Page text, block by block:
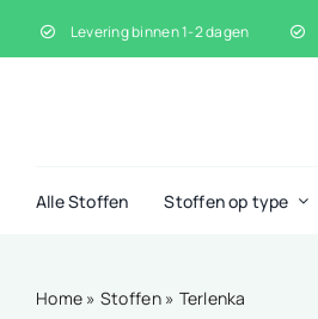
naar
Levering binnen 1-2 dagen
Alle Stoffen Stoffen op type
Home » Stoffen» Terlenka